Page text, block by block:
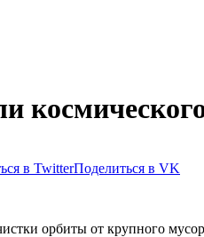
в TwitterПоделиться в VK
орбиты от крупного